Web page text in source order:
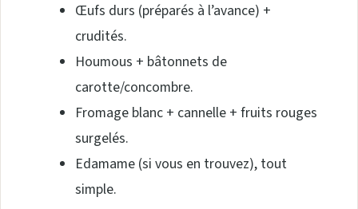
Œufs durs (préparés à l’avance) +
crudités.
Houmous + bâtonnets de
carotte/concombre.
Fromage blanc + cannelle + fruits rouges
surgelés.
Edamame (si vous en trouvez), tout
simple.